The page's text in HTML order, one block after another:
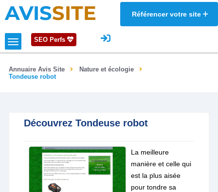
AVISSITE Référencer votre site
SEO Perfs
Annuaire Avis Site
Nature et écologie
Tondeuse robot
Découvrez Tondeuse robot
La meilleure
manière et celle qui
est la plus aisée
pour tondre sa